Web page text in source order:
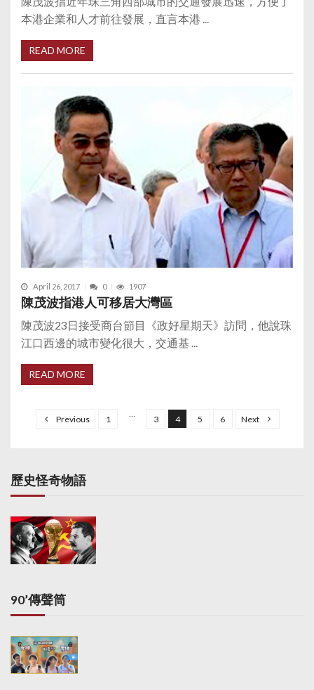
本港企業和人才前往發展，直言本港 ...
READ MORE
April 26, 2017 0 1907
陳茂波指港人可移居大灣區
陳茂波23日接受商台節目《政好星期天》訪問，他說珠
江口西邊的城市變化很大，交通基 ...
READ MORE
s
p
a
g
i
a
t
i
o
n
Previous 1
…
3 4 5 6 Next
歷史怪奇物語
90’傳聲筒